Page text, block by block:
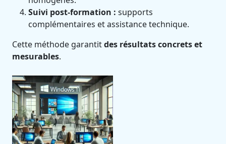
Suivi post-formation : supports
complémentaires et assistance technique.
Cette méthode garantitdes résultats concrets et
mesurables.